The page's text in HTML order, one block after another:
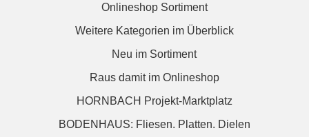
Onlineshop Sortiment
Weitere Kategorien im Überblick
Neu im Sortiment
Raus damit im Onlineshop
HORNBACH Projekt-Marktplatz
BODENHAUS: Fliesen. Platten. Dielen